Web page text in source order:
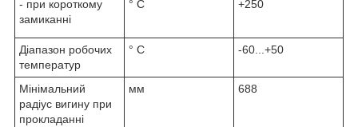
- при короткому
замиканні
° С +250
Діапазон робочих
температур
° С -60...+50
Мінімальний
радіус вигину при
прокладанні
мм 688